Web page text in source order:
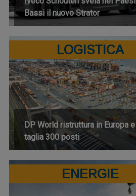
Bassi il nuovo Strator
LOGISTICA
DP World ristruttura in Europa e
taglia 300 posti
ENERGIE